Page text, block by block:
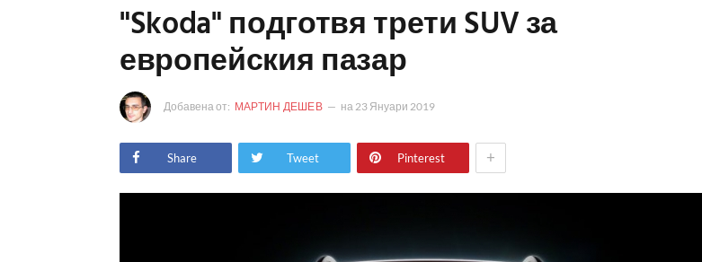
"Skoda" подготвя трети SUV за
европейския пазар
Добавена от: МАРТИН ДЕШЕВ на 23 Януари 2019
Share Tweet Pinterest +